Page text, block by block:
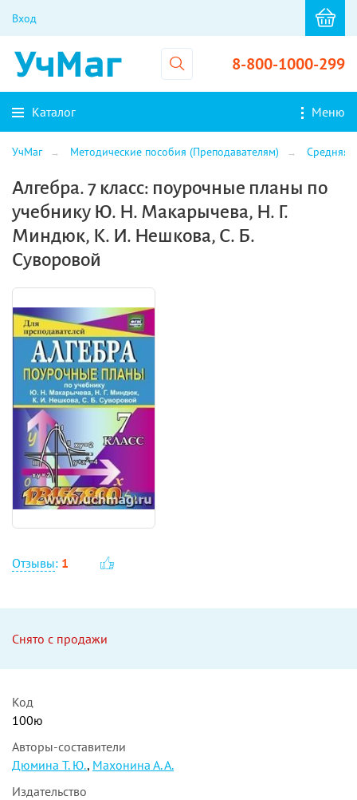
Вход
8-800-1000-299
Каталог Меню
УчМаг Методические пособия (Преподавателям) Средняя
Алгебра. 7 класс: поурочные планы по
учебнику Ю. Н. Макарычева, Н. Г.
Миндюк, К. И. Нешкова, С. Б.
Суворовой
Отзывы: 1
Снято с продажи
Код
100ю
Авторы-составители
Дюмина Т. Ю., Махонина А. А.
Издательство